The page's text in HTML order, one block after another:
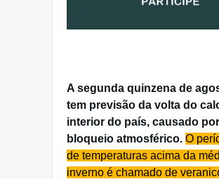
A segunda quinzena de
tem previsão da volta do
interior do país, causado
bloqueio atmosférico. O
de temperaturas acima da
inverno é chamado de